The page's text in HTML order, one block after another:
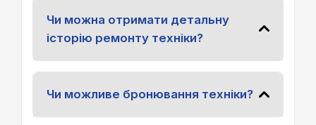
Чи можна отримати детальну
історію ремонту техніки?
Чи можливе бронювання техніки?